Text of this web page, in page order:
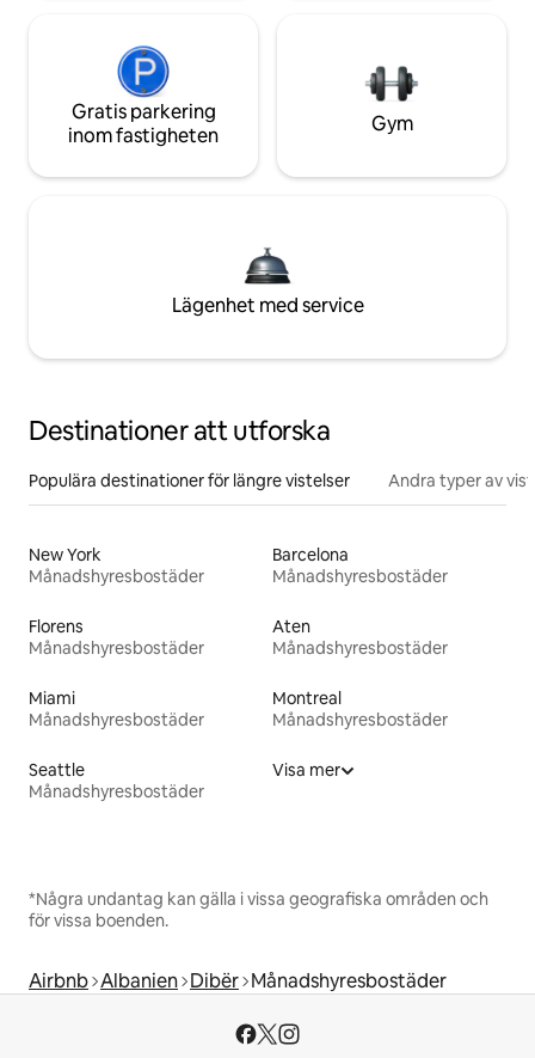
Gratis parkering
inom fastigheten
Gym
Lägenhet med service
Destinationer att utforska
Populära destinationer för längre vistelser Andra typer av
New York
Månadshyresbostäder
Barcelona
Månadshyresbostäder
Florens
Månadshyresbostäder
Aten
Månadshyresbostäder
Miami
Månadshyresbostäder
Montreal
Månadshyresbostäder
Seattle
Månadshyresbostäder
Visa mer
*Några undantag kan gälla i vissa geografiska områden och
för vissa boenden.
Airbnb Albanien Dibër Månadshyresbostäder